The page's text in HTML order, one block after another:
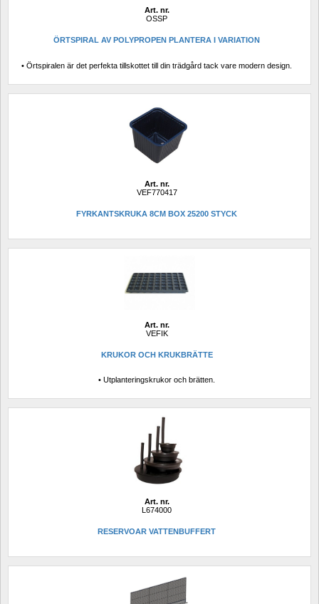
Art. nr.
OSSP
ÖRTSPIRAL AV POLYPROPEN PLANTERA I VARIATION
• Örtspiralen är det perfekta tillskottet till din trädgård tack vare modern design.
Art. nr.
VEF770417
FYRKANTSKRUKA 8CM BOX 25200 STYCK
Art. nr.
VEFIK
KRUKOR OCH KRUKBRÄTTE
• Utplanteringskrukor och brätten.
Art. nr.
L674000
RESERVOAR VATTENBUFFERT